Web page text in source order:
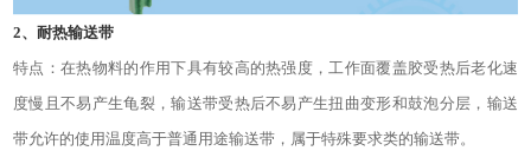
2、耐热输送带
特点：在热物料的作用下具有较高的热强度，工作面覆盖胶受热后老化速
度慢且不易产生龟裂，输送带受热后不易产生扭曲变形和鼓泡分层，输送
带允许的使用温度高于普通用途输送带，属于特殊要求类的输送带。